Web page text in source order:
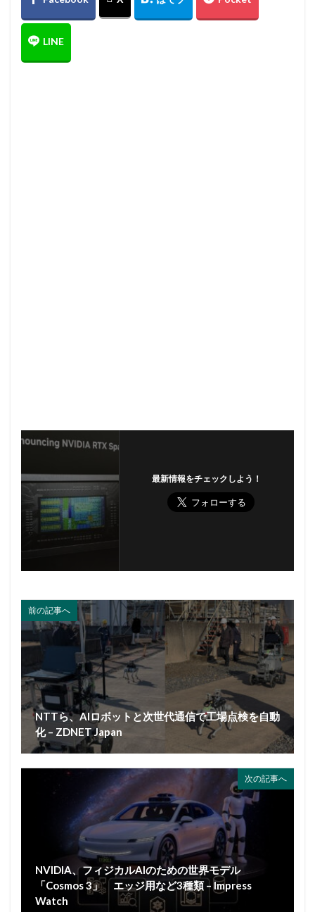
最新情報をチェックしよう！
前の記事へ
NTTら、AIロボットと次世代通信で工場点検を自動
化 – ZDNET Japan
次の記事へ
NVIDIA、フィジカルAIのための世界モデル
「Cosmos 3」 エッジ用など3種類 – Impress
Watch